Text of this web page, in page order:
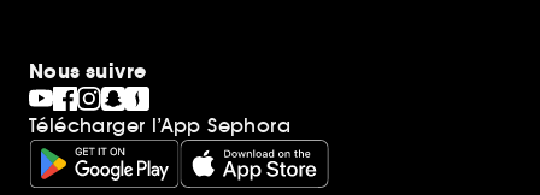
Nous suivre
Télécharger l’App Sephora